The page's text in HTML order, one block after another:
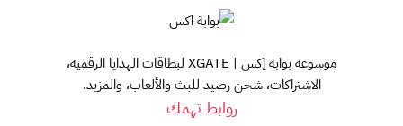
موسوعة بوابة إكس | XGATE لبطاقات الهدايا الرقمية،
الاشتراكات، شحن رصيد للبث والألعاب، والمزيد.
روابط تهمك